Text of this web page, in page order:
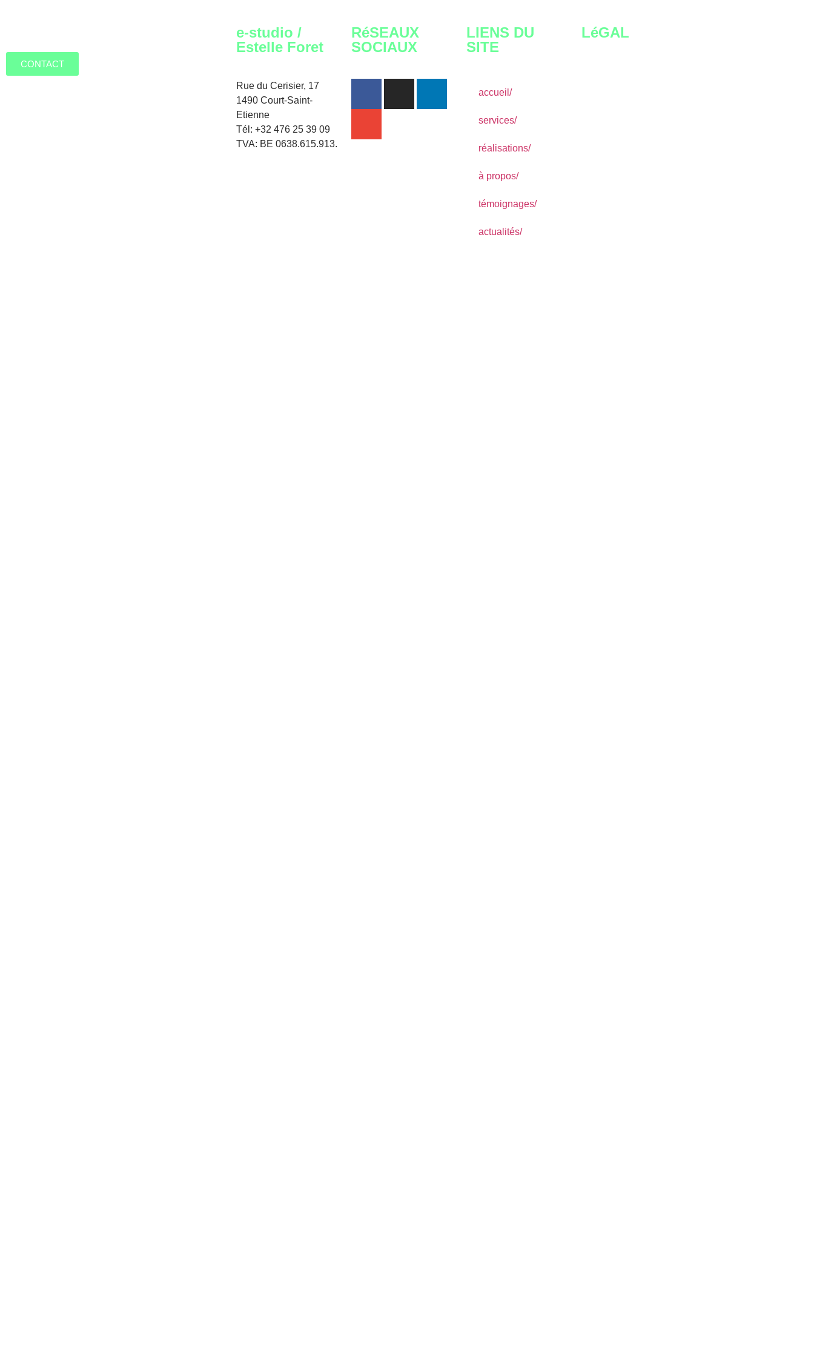
CONTACT
e-studio /
Estelle Foret
Rue du Cerisier, 17
1490 Court-Saint-
Etienne
Tél: +32 476 25 39 09
TVA: BE 0638.615.913.
RéSEAUX
SOCIAUX
LIENS DU
SITE
accueil/
services/
réalisations/
à propos/
témoignages/
actualités/
LéGAL